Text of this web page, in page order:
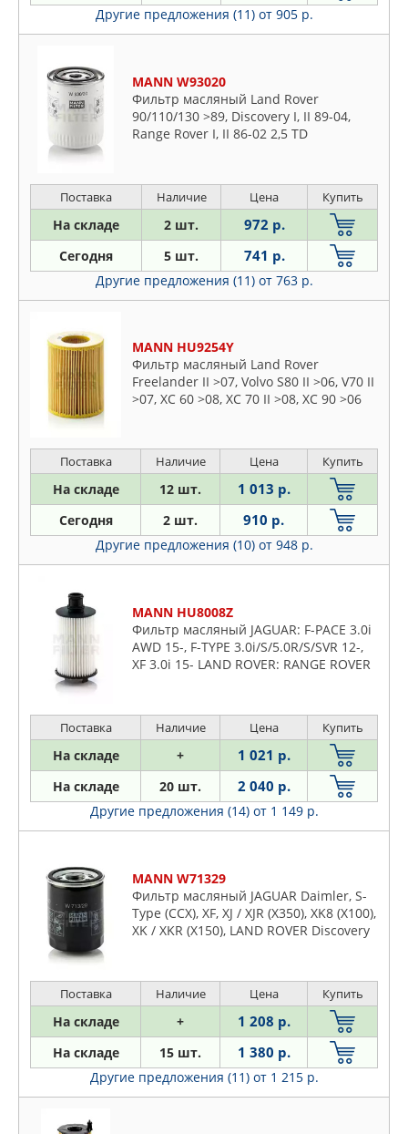
Другие предложения (11) от 905 р.
MANN W93020
Фильтр масляный Land Rover
90/110/130 >89, Discovery I, II 89-04,
Range Rover I, II 86-02 2,5 TD
Поставка Наличие Цена Купить
На складе 2 шт. 972 р.
Сегодня 5 шт. 741 р.
Другие предложения (11) от 763 р.
MANN HU9254Y
Фильтр масляный Land Rover
Freelander II >07, Volvo S80 II >06, V70 II
>07, XC 60 >08, XC 70 II >08, XC 90 >06
Поставка Наличие Цена Купить
На складе 12 шт. 1 013 р.
Сегодня 2 шт. 910 р.
Другие предложения (10) от 948 р.
MANN HU8008Z
Фильтр масляный JAGUAR: F-PACE 3.0i
AWD 15-, F-TYPE 3.0i/S/5.0R/S/SVR 12-,
XF 3.0i 15- LAND ROVER: RANGE ROVER
Поставка Наличие Цена Купить
На складе + 1 021 р.
На складе 20 шт. 2 040 р.
Другие предложения (14) от 1 149 р.
MANN W71329
Фильтр масляный JAGUAR Daimler, S-
Type (CCX), XF, XJ / XJR (X350), XK8 (X100),
XK / XKR (X150), LAND ROVER Discovery
Поставка Наличие Цена Купить
На складе + 1 208 р.
На складе 15 шт. 1 380 р.
Другие предложения (11) от 1 215 р.